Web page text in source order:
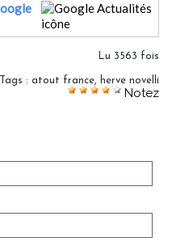
Lu 3563 fois
Tags : atout france, herve novelli
Notez